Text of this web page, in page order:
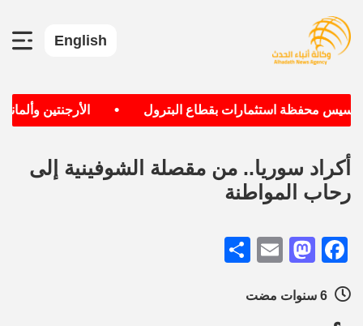
English
محفظة استثمارات بقطاع البترول الأرجنتين
أكراد سوريا.. من مقصلة الشوفينية إلى
رحاب المواطنة
Facebook
Mastodon
Email